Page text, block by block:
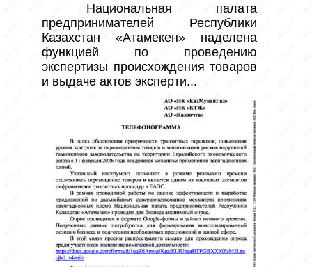
Национальная палата
предпринимателей Республики
Казахстан «Атамекен» наделена
функцией по проведению
экспертизы происхождения товаров
и выдаче актов эксперти...